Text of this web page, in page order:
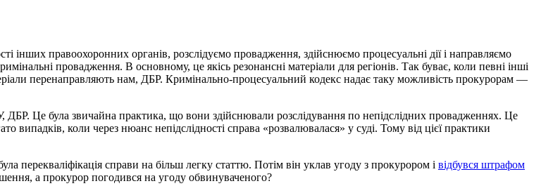
інших правоохоронних органів, розслідуємо провадження, здійснюємо процесуальні дії і направляємо
провадження. В основному, це якісь резонансні матеріали для регіонів. Так буває, коли певні інші
перенаправляють нам, ДБР. Кримінально-процесуальний кодекс надає таку можливість прокурорам —
ДБР. Це була звичайна практика, що вони здійснювали розслідування по непідслідних провадженнях. Це
випадків, коли через нюанс непідслідності справа «розвалювалася» у суді. Тому від цієї практики
перекваліфікація справи на більш легку статтю. Потім він уклав угоду з прокурором і відбувся штрафом
а прокурор погодився на угоду обвинуваченого?